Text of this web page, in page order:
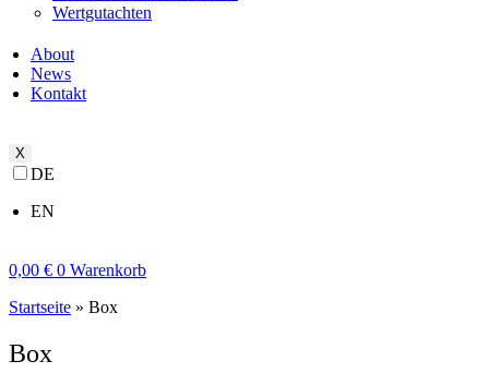
Wertgutachten
About
News
Kontakt
X
DE
EN
0,00 € 0 Warenkorb
Startseite » Box
Box